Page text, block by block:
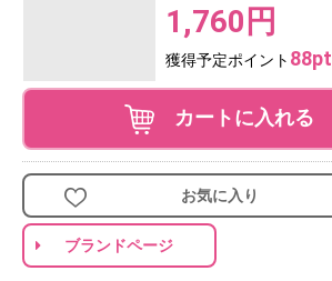
1,760円
獲得予定ポイント 88pt
カートに入れる
お気に入り
ブランドページ